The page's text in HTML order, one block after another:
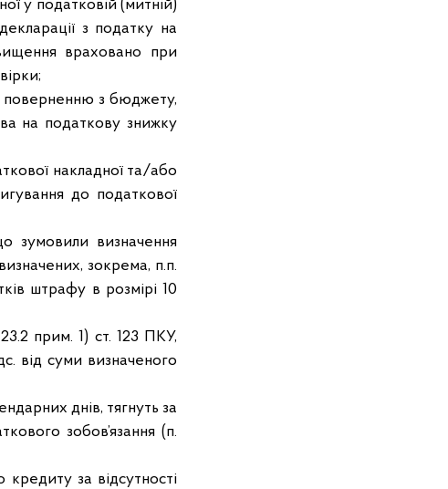
у податковій (митній)
з податку на
враховано при
з бюджету,
на податкову знижку
накладної та/або
до податкової
зумовили визначення
зокрема, п.п.
штрафу в розмірі 10
прим. 1) ст. 123 ПКУ,
від суми визначеного
днів, тягнуть за
зобов’язання (п.
за відсутності